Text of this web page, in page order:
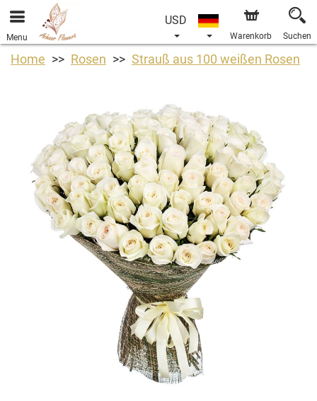
Menu
USD
Warenkorb Suchen
Home Rosen Strauß aus 100 weißen Rosen